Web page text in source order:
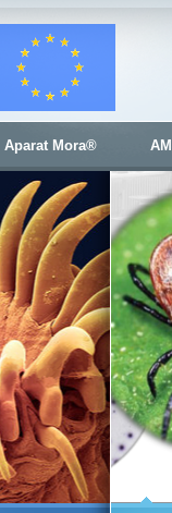
Aparat Mora®